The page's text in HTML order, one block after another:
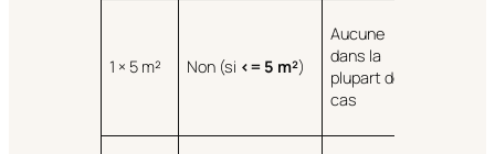
1 × 5 m² Non (si <= 5 m²)
Aucune
dans la
plupart des
cas